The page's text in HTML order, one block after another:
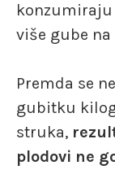
konzumiraju
više gube
Premda se
gubitku
struka,
plodovi ne